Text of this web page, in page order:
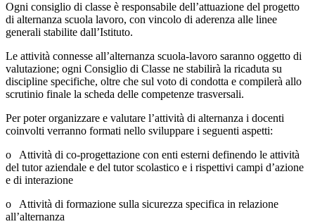
Ogni consiglio di classe è responsabile dell’attuazione del progetto
di alternanza scuola lavoro, con vincolo di aderenza alle linee
generali stabilite dall’Istituto.
Le attività connesse all’alternanza scuola-lavoro saranno oggetto di
valutazione; ogni Consiglio di Classe ne stabilirà la ricaduta su
discipline specifiche, oltre che sul voto di condotta e compilerà allo
scrutinio finale la scheda delle competenze trasversali.
Per poter organizzare e valutare l’attività di alternanza i docenti
coinvolti verranno formati nello sviluppare i seguenti aspetti:
o Attività di co-progettazione con enti esterni definendo le attività
del tutor aziendale e del tutor scolastico e i rispettivi campi d’azione
e di interazione
o Attività di formazione sulla sicurezza specifica in relazione
all’alternanza